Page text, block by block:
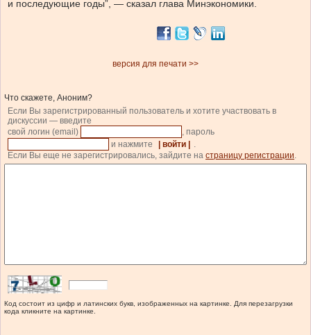
и последующие годы”, — сказал глава Минэкономики.
версия для печати >>
Что скажете, Аноним?
Если Вы зарегистрированный пользователь и хотите участвовать в
дискуссии — введите
свой логин (email)
, пароль
и нажмите
| войти |
.
Если Вы еще не зарегистрировались, зайдите на страницу регистрации.
Код состоит из цифр и латинских букв, изображенных на картинке. Для перезагрузки
кода кликните на картинке.